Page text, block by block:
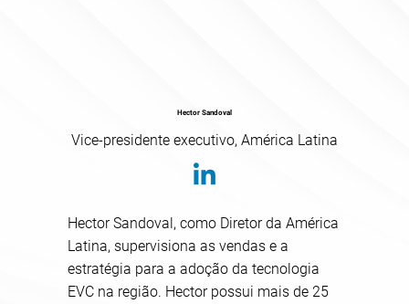
Hector Sandoval
Vice-presidente executivo, América Latina
Hector Sandoval, como Diretor da América
Latina, supervisiona as vendas e a
estratégia para a adoção da tecnologia
EVC na região. Hector possui mais de 25